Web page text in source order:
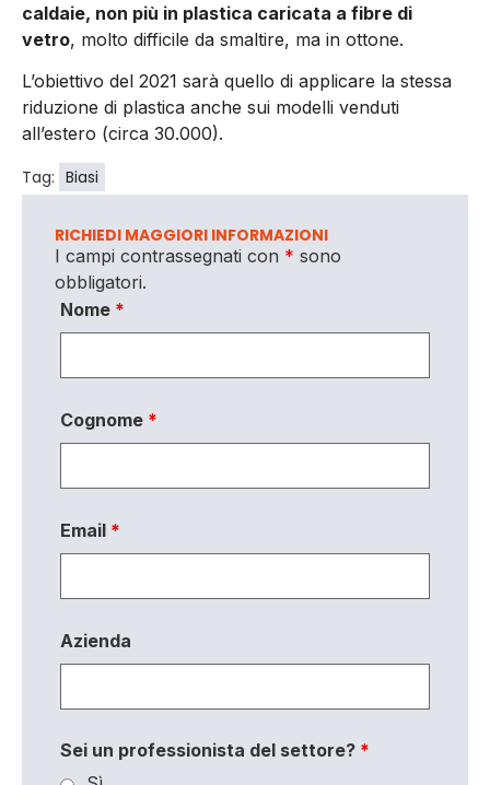
caldaie, non più in plastica caricata a fibre di
vetro, molto difficile da smaltire, ma in ottone.
L’obiettivo del 2021 sarà quello di applicare la stessa
riduzione di plastica anche sui modelli venduti
all’estero (circa 30.000).
Tag: Biasi
RICHIEDI MAGGIORI INFORMAZIONI
I campi contrassegnati con * sono
obbligatori.
Nome *
Cognome *
Email *
Azienda
Sei un professionista del settore? *